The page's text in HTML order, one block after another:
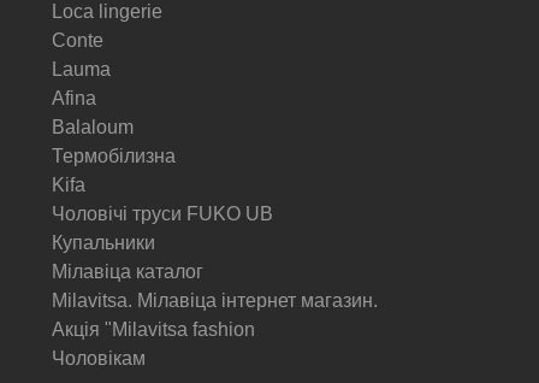
Loca lingerie
Conte
Lauma
Afina
Balaloum
Термобілизна
Kifa
Чоловічі труси FUKO UB
Купальники
Мілавіца каталог
Milavitsa. Мілавіца інтернет магазин.
Акція "Milavitsa fashion
Чоловікам